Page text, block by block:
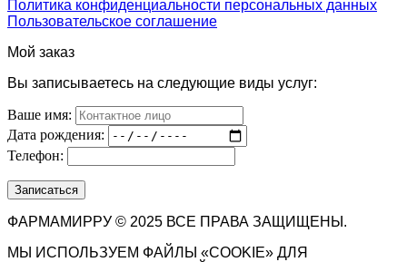
Политика конфиденциальности персональных данных
Пользовательское соглашение
Мой заказ
Вы записываетесь на следующие виды услуг:
Ваше имя:
Дата рождения:
Телефон:
ФАРМАМИРРУ © 2025 ВСЕ ПРАВА ЗАЩИЩЕНЫ.
МЫ ИСПОЛЬЗУЕМ ФАЙЛЫ «COOKIE» ДЛЯ